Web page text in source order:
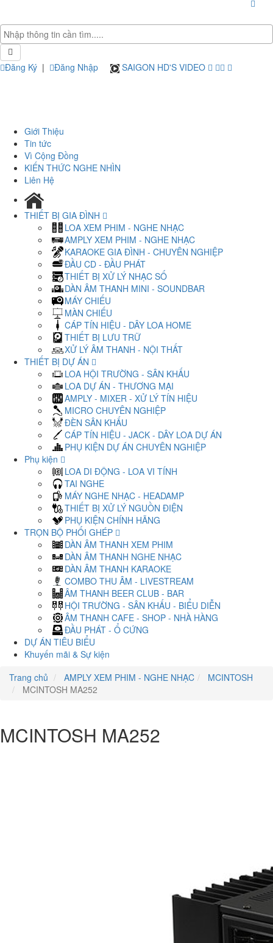
Đăng Ký | Đăng Nhập SAIGON HD'S VIDEO
Giới Thiệu
Tin tức
Vì Cộng Đồng
KIẾN THỨC NGHE NHÌN
Liên Hệ
THIẾT BỊ GIA ĐÌNH
LOA XEM PHIM - NGHE NHẠC
AMPLY XEM PHIM - NGHE NHẠC
KARAOKE GIA ĐÌNH - CHUYÊN NGHIỆP
ĐẦU CD - ĐẦU PHÁT
THIẾT BỊ XỬ LÝ NHẠC SỐ
DÀN ÂM THANH MINI - SOUNDBAR
MÁY CHIẾU
MÀN CHIẾU
CÁP TÍN HIỆU - DÂY LOA HOME
THIẾT BỊ LƯU TRỮ
XỬ LÝ ÂM THANH - NỘI THẤT
THIẾT BỊ DỰ ÁN
LOA HỘI TRƯỜNG - SÂN KHẤU
LOA DỰ ÁN - THƯƠNG MẠI
AMPLY - MIXER - XỬ LÝ TÍN HIỆU
MICRO CHUYÊN NGHIỆP
ĐÈN SÂN KHẤU
CÁP TÍN HIỆU - JACK - DÂY LOA DỰ ÁN
PHỤ KIỆN DỰ ÁN CHUYÊN NGHIỆP
Phụ kiện
LOA DI ĐỘNG - LOA VI TÍNH
TAI NGHE
MÁY NGHE NHẠC - HEADAMP
THIẾT BỊ XỬ LÝ NGUỒN ĐIỆN
PHỤ KIỆN CHÍNH HÃNG
TRỌN BỘ PHỐI GHÉP
DÀN ÂM THANH XEM PHIM
DÀN ÂM THANH NGHE NHẠC
DÀN ÂM THANH KARAOKE
COMBO THU ÂM - LIVESTREAM
ÂM THANH BEER CLUB - BAR
HỘI TRƯỜNG - SÂN KHẤU - BIỂU DIỄN
ÂM THANH CAFE - SHOP - NHÀ HÀNG
ĐẦU PHÁT - Ổ CỨNG
DỰ ÁN TIÊU BIỂU
Khuyến mãi & Sự kiện
Trang chủ
AMPLY XEM PHIM - NGHE NHẠC
MCINTOSH
MCINTOSH MA252
MCINTOSH MA252